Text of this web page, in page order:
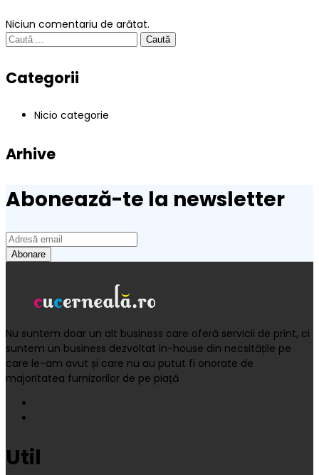
Niciun comentariu de arătat.
Search
Caută
Categorii
Nicio categorie
Arhive
Abonează-te la newsletter
Nu suntem doar un alt business care oferă servicii de print, ci
suntem un business dezvoltat in-house din necsitățile pe
care le-am avut și care nu au putut fi onorate de
majoritatea furnizorilor de pe piață
Util